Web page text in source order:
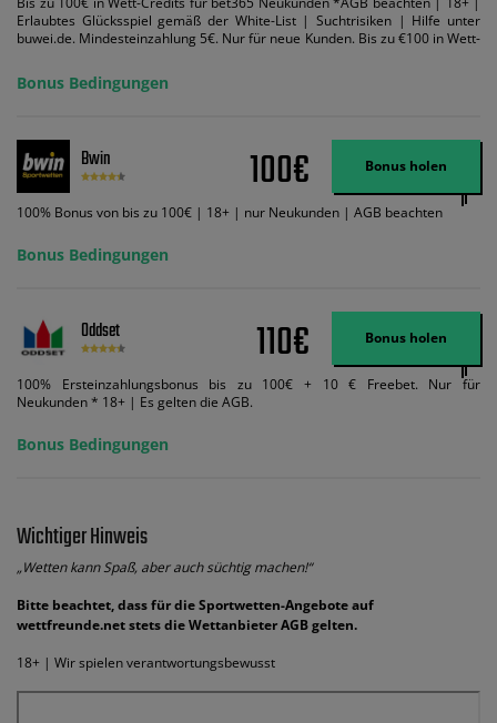
Erlaubtes Glücksspiel gemäß der White-List | Suchtrisiken | Hilfe unter
buwei.de. Mindesteinzahlung 5€. Nur für neue Kunden. Bis zu €100 in Wett-
ein und wir geben Ihnen die entsprechende qualifizierende Einzahlung in
Wett-Credits, wenn Sie qualifizierende Wetten im gleichen Wert platzieren
Wett-Credits aus. Es gelten die AGB, Zeitlimits und Ausnahmen. Der Bonus-
Code VIPANGEBOT kann während der Anmeldung benutzt werden, jedoch
ändert dies den Angebotsbetrag in keinster Weise.
Bonus Bedingungen
Bwin 100€ Bonus holen
100% Bonus von bis zu 100€ | 18+ | nur Neukunden | AGB beachten
Bonus Bedingungen
Oddset 110€ Bonus holen
100% Ersteinzahlungsbonus bis zu 100€ + 10 € Freebet. Nur für
Neukunden * 18+ | Es gelten die AGB.
Bonus Bedingungen
Wichtiger Hinweis
„Wetten kann Spaß, aber auch süchtig machen!“
Bitte beachtet, dass für die Sportwetten-Angebote auf
wettfreunde.net stets die Wettanbieter AGB gelten.
18+ | Wir spielen verantwortungsbewusst